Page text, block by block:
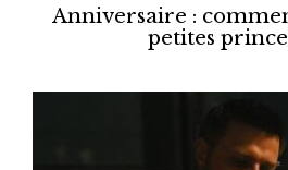
Anniversaire :
petites